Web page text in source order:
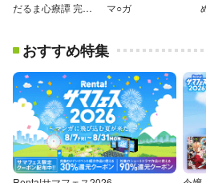
だるま心療譚 完全版 マ○ガ
おすすめ特集